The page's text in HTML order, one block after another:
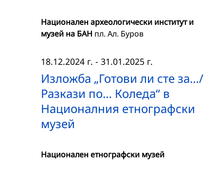
Национален археологически институт и
музей на БАН пл. Ал. Буров
Изложба „Готови ли сте за…/
Разкази по… Коледа“ в
Националния етнографски
музей
18.12.2024 г. - 31.01.2025 г.
Национален етнографски музей